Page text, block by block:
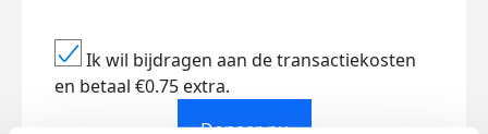
Ik wil bijdragen aan de transactiekosten
en betaal €0.75 extra.
Doneer nu